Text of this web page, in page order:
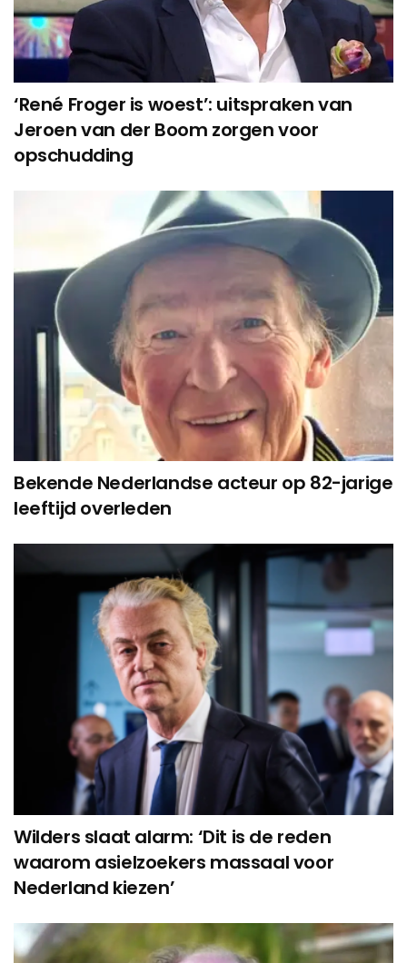
‘René Froger is woest’: uitspraken van
Jeroen van der Boom zorgen voor
opschudding
Bekende Nederlandse acteur op 82-jarige
leeftijd overleden
Wilders slaat alarm: ‘Dit is de reden
waarom asielzoekers massaal voor
Nederland kiezen’